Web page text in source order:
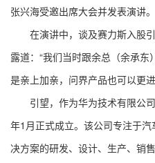
张兴海受邀出席大会并发表演讲。
在演讲中，谈及赛力斯入股
露道：“我们当时跟余总（余承东
是亲上加亲，问界产品也可以更进
引望，作为华为技术有限公
年1月正式成立。该公司专注于
决方案的研发、设计、生产、销